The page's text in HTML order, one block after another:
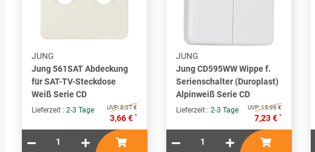
JUNG
Jung 561SAT Abdeckung
für SAT-TV-Steckdose
Weiß Serie CD
Lieferzeit : 2-3 Tage UVP:8,07 €
3,66 € *
JUNG
Jung CD595WW Wippe f.
Serienschalter (Duroplast)
Alpinweiß Serie CD
Lieferzeit : 2-3 Tage UVP:15,96 €
7,23 € *